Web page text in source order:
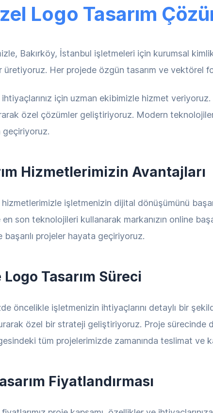
Logo Tasarım
Bakırköy, İstanbul işletmeleri için kurumsal
Her projede özgün tasarım ve vektörel
için uzman ekibimizle hizmet
özel çözümler geliştiriyoruz. Modern
geçiriyoruz.
Hizmetlerimizin Avantajları
işletmenizin dijital dönüşümünü
son teknolojileri kullanarak markanızın online
başarılı projeler hayata geçiriyoruz.
Tasarım Süreci
öncelikle işletmenizin ihtiyaçlarını detaylı bir
özel bir strateji geliştiriyoruz. Proje sürecinde
tüm projelerimizde zamanında teslimat ve
Fiyatlandırması